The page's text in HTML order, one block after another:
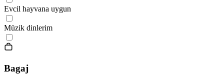
Evcil hayvana uygun
Müzik dinlerim
Bagaj